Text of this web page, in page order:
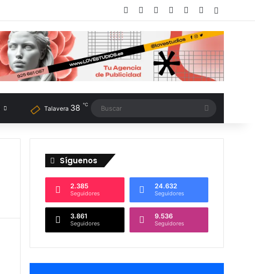
Facebook LinkedInInstagram
TikTokRSS
Talavera 38 ℃
Síguenos
2.385
Seguidores
24.632
Seguidores
3.861
Seguidores
9.536
Seguidores